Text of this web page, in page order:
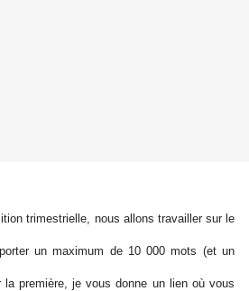
trimestrielle, nous allons travailler sur le
un maximum de 10 000 mots (et un
première, je vous donne un lien où vous